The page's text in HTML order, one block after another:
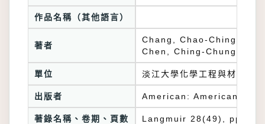
作品名稱（其他語言）
著者
Chang, Chao-Ching;
Chen, Ching-Chung;
單位 淡江大學化學工程與材料工
出版者 American: American
著錄名稱、卷期、頁數 Langmuir 28(49),